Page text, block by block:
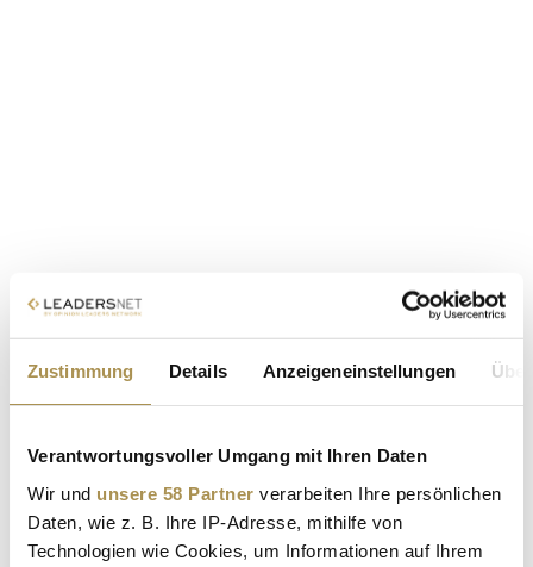
Zustimmung Details Anzeigeneinstellungen
Verantwortungsvoller Umgang mit Ihren Daten
Wir und unsere 58 Partner verarbeiten Ihre persönlichen
Daten, wie z. B. Ihre IP-Adresse, mithilfe von
Technologien wie Cookies, um Informationen auf Ihrem